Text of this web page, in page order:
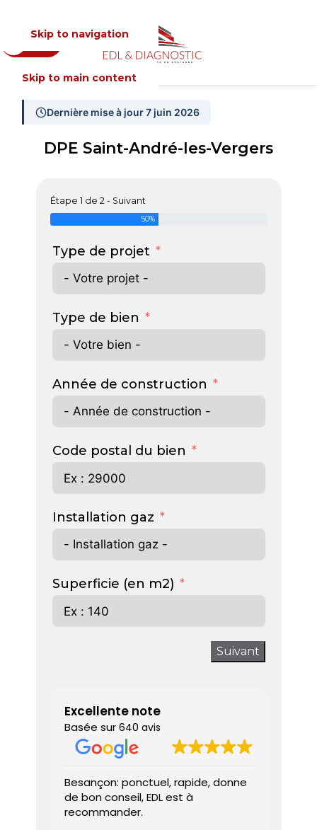
Skip to navigation
Skip to main content
MENU
Dernière mise à jour 7 juin 2026
DPE Saint-André-les-Vergers
Étape 1 de 2 - Suivant
50%
Type de projet
Type de bien
Année de construction
Code postal du bien
Installation gaz
Superficie (en m2)
Suivant
Excellente note
Basée sur 640 avis
Besançon: ponctuel, rapide, donne
de bon conseil, EDL est à
recommander.